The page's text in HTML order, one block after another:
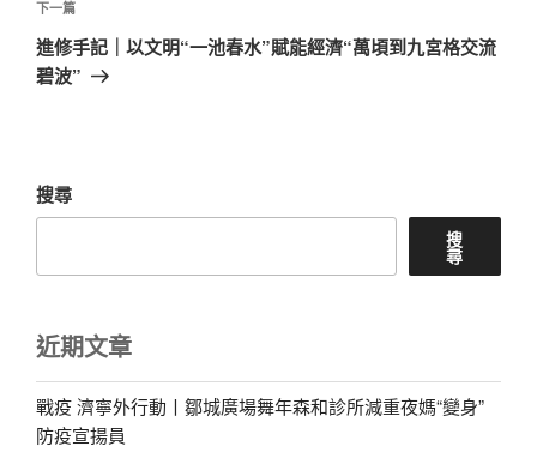
章
下
一
篇
下一篇
進修手記｜以文明“一池春水”賦能經濟“萬頃到九宮格交流
碧波”
搜尋
搜
尋
近期文章
戰疫 濟寧外行動丨鄒城廣場舞年森和診所減重夜媽“變身”
防疫宣揚員